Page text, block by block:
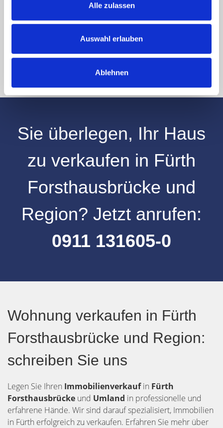
Alle zulassen
Auswahl erlauben
Ablehnen
an info@hegerich-immobilien.de widerrufen. *
Absenden
Sie überlegen, Ihr Haus
zu verkaufen in Fürth
Forsthausbrücke und
Region? Jetzt anrufen:
0911 131605-0
Wohnung verkaufen in Fürth
Forsthausbrücke und Region:
schreiben Sie uns
Legen Sie Ihren Immobilienverkaufin Fürth
Forsthausbrücke und Umland in professionelle und
erfahrene Hände. Wir sind darauf spezialisiert, Immobilien
in Fürth erfolgreich zu verkaufen. Erfahren Sie mehr über